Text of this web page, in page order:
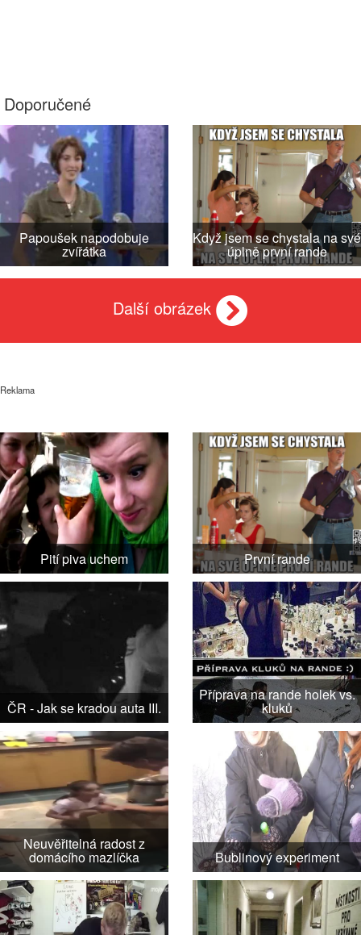
Doporučené
Papoušek napodobuje
zvířátka
Když jsem se chystala na své
úplně první rande
Další obrázek
Reklama
Pití piva uchem První rande
ČR - Jak se kradou auta III.
Příprava na rande holek vs.
kluků
Neuvěřitelná radost z
domácího mazlíčka Bublinový experiment